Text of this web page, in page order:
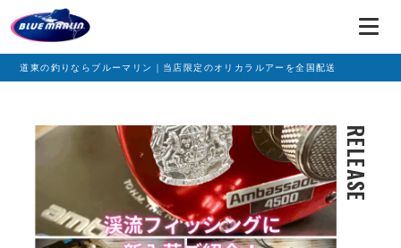
道東の釣りならブルーマリン｜当店限定のオリカラルアーを全国配送
RELEASE